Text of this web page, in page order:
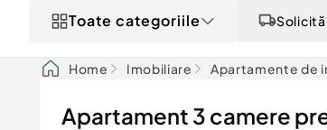
Toate categoriile
Home Imobiliare Apartamente de
Apartament 3 camere